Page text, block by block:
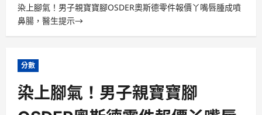
染上腳氣！男子親寶寶腳OSDER奧斯德零件報價丫嘴唇腫成噴
鼻腸，醫生提示→
分數
染上腳氣！男子親寶寶腳